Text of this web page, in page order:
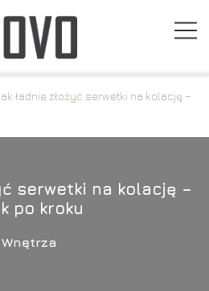
ładnie złożyć serwetki na kolację –
serwetki na kolację –
po kroku
Wnętrza